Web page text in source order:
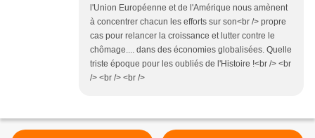
l'Union Européenne et de l'Amérique nous amènent
à concentrer chacun les efforts sur son<br /> propre
cas pour relancer la croissance et lutter contre le
chômage.... dans des économies globalisées. Quelle
triste époque pour les oubliés de l'Histoire !<br /> <br
/> <br /> <br />